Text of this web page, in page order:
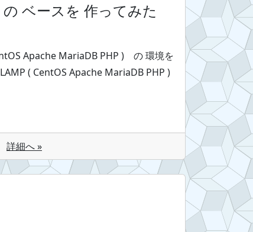
ベースを 作ってみた
Apache MariaDB PHP ) の 環境を
( CentOS Apache MariaDB PHP )
詳細へ »